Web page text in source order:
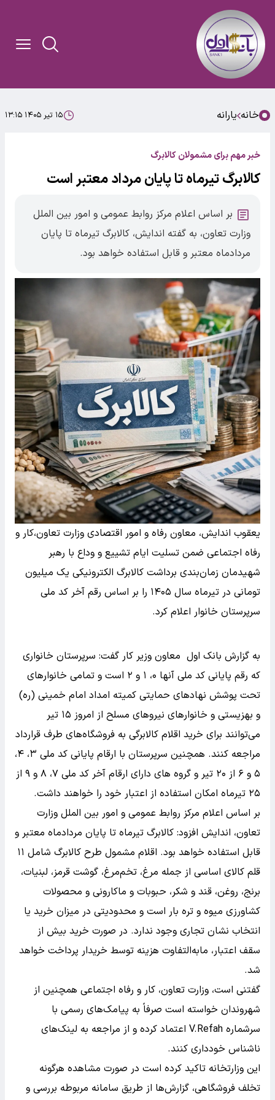
خانه یارانه ۱۵ تیر ۱۴۰۵ ۱۳:۱۵
خبر مهم برای مشمولان کالابرگ
کالابرگ تیرماه تا پایان مرداد معتبر است
بر اساس اعلام مرکز روابط عمومی و امور بین الملل
وزارت تعاون، به گفته اندایش، کالابرگ تیرماه تا پایان
مردادماه معتبر و قابل استفاده خواهد بود.
یعقوب اندایش، معاون رفاه و امور اقتصادی وزارت تعاون،کار و
رفاه اجتماعی ضمن تسلیت ایام تشییع و وداع با رهبر
شهیدمان زمان‌بندی برداشت کالابرگ الکترونیکی یک میلیون
تومانی در تیرماه سال ۱۴۰۵ را بر اساس رقم آخر کد ملی
سرپرستان خانوار اعلام کرد.
به گزارش بانک اول معاون وزیر کار گفت: سرپرستان خانواری
که رقم پایانی کد ملی آنها ۰، ۱ و ۲ است و تمامی خانوارهای
تحت پوشش نهادهای حمایتی کمیته امداد امام خمینی (ره)
و بهزیستی و خانوارهای نیروهای مسلح از امروز ۱۵ تیر
می‌توانند برای خرید اقلام کالابرگی به فروشگاه‌های طرف قرارداد
مراجعه کنند. همچنین سرپرستان با ارقام پایانی کد ملی ۳، ۴،
۵ و ۶ از ۲۰ تیر و گروه های دارای ارقام آخر کد ملی ۷، ۸ و ۹ از
۲۵ تیرماه امکان استفاده از اعتبار خود را خواهند داشت.
بر اساس اعلام مرکز روابط عمومی و امور بین الملل وزارت
تعاون، اندایش افزود: کالابرگ تیرماه تا پایان مردادماه معتبر و
قابل استفاده خواهد بود. اقلام مشمول طرح کالابرگ شامل ۱۱
قلم کالای اساسی از جمله مرغ، تخم‌مرغ، گوشت قرمز، لبنیات،
برنج، روغن، قند و شکر، حبوبات و ماکارونی و محصولات
کشاورزی میوه و تره بار است و محدودیتی در میزان خرید یا
انتخاب نشان تجاری وجود ندارد. در صورت خرید بیش از
سقف اعتبار، مابه‌التفاوت هزینه توسط خریدار پرداخت خواهد
شد.
گفتنی است، وزارت تعاون، کار و رفاه اجتماعی همچنین از
شهروندان خواسته است صرفاً به پیامک‌های رسمی با
سرشماره V.Refah اعتماد کرده و از مراجعه به لینک‌های
ناشناس خودداری کنند.
این وزارتخانه تاکید کرده است در صورت مشاهده هرگونه
تخلف فروشگاهی، گزارش‌ها از طریق سامانه مربوطه بررسی و